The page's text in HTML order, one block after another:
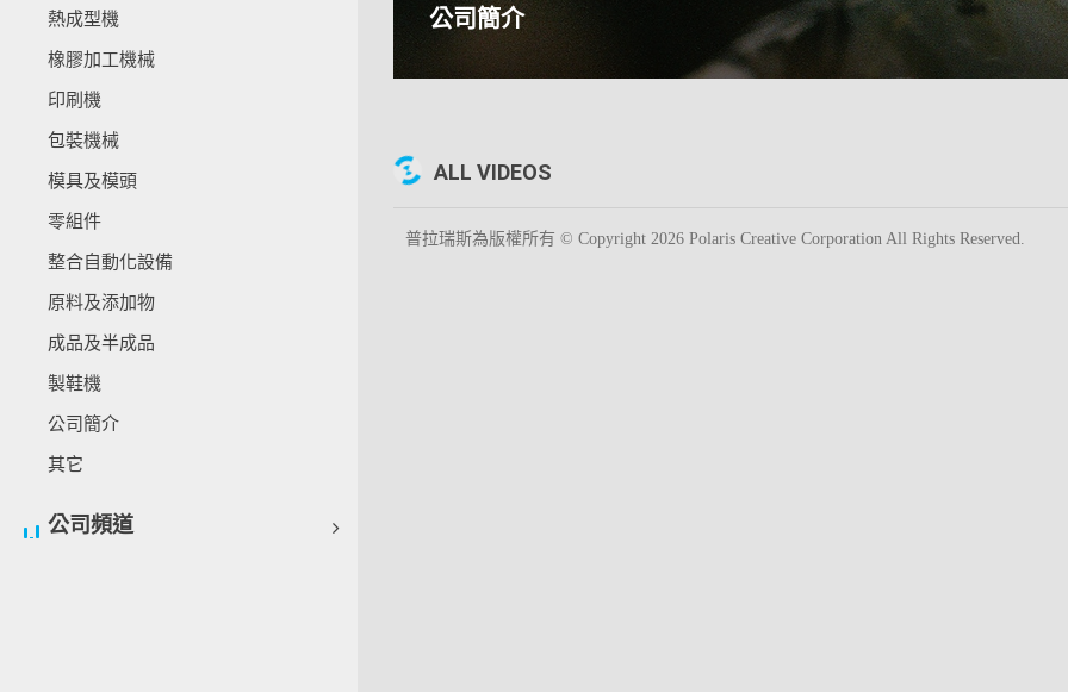
熱成型機
橡膠加工機械
印刷機
包裝機械
模具及模頭
零組件
整合自動化設備
原料及添加物
成品及半成品
製鞋機
公司簡介
其它
公司頻道
公司簡介
ALL VIDEOS
普拉瑞斯為版權所有 © Copyright 2026 Polaris Creative Corporation All Rights Reserved.